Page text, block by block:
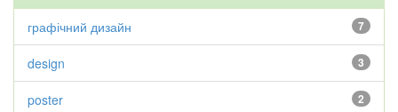
7
графічний дизайн
3
design
2
poster